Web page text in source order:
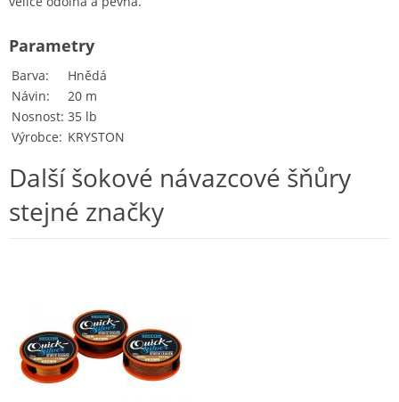
Barva
Hnědá
Návin
20 m
Nosnost 35 lb
Výrobce
KRYSTON
Parametry
Další šokové návazcové šňůry
stejné značky